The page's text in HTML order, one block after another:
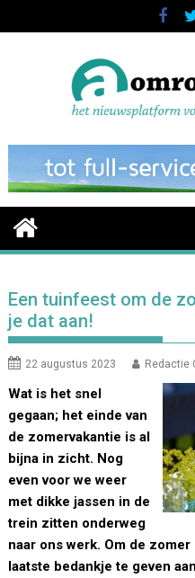
to
Een tuinfeest om de
je dat aan!
22 augustus 2023 Redactie
Wat is het snel
gegaan; het einde van
de zomervakantie is al
bijna in zicht. Nog
even voor we weer
met dikke jassen in de
trein zitten onderweg
naar ons werk. Om de
laatste bedankje te geven